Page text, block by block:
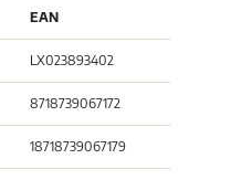
EAN
LX023893402
8718739067172
18718739067179